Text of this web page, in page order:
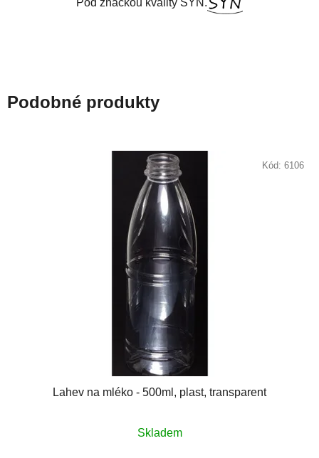
Pod značkou kvality SYN.
Podobné produkty
Lahev na mléko - 500ml, plast, transparent
Skladem
Kód: 6106